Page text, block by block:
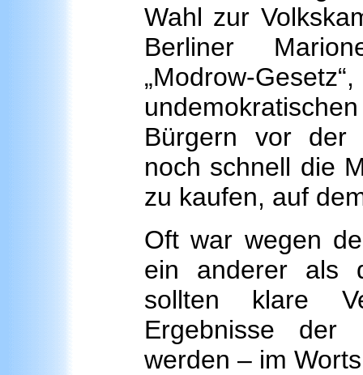
Wahl zur
Berliner
„Modrow-
Bürgern vor der
noch schnell die
zu kaufen, auf
Oft war wegen
ein anderer als
sollten klare
Ergebnisse der
werden – im